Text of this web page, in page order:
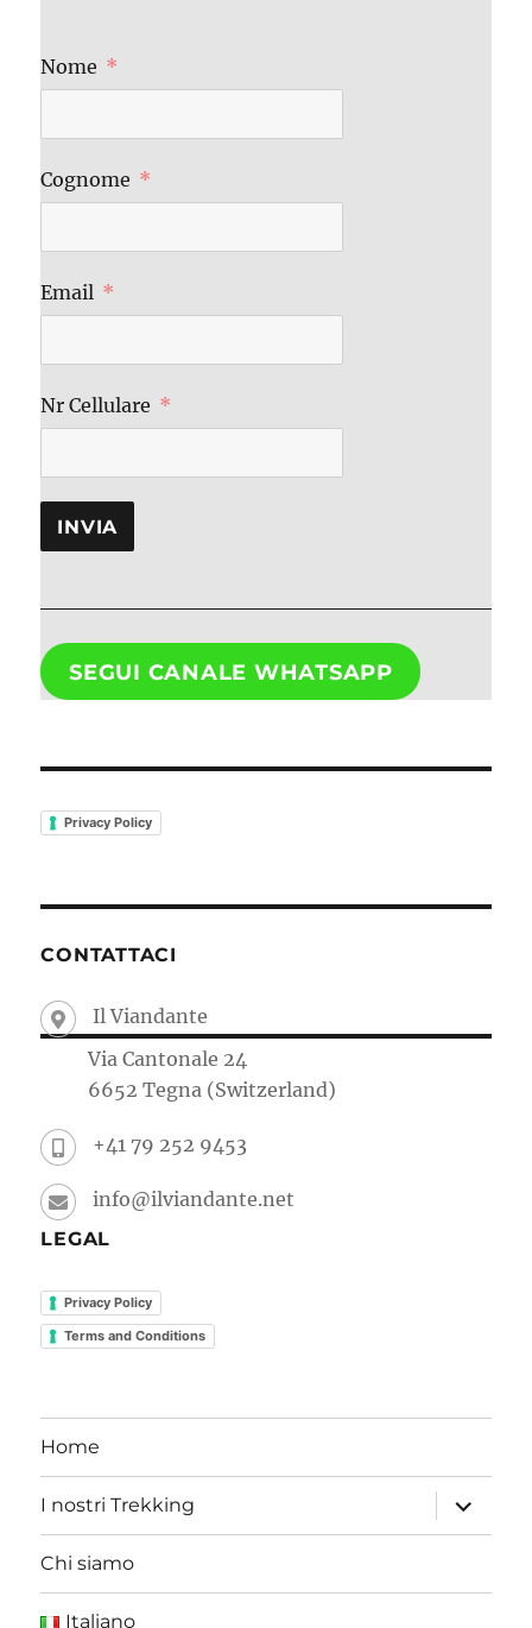
Nome
Cognome
Email
Nr Cellulare
INVIA
SEGUI CANALE WHATSAPP
Privacy Policy
CONTATTACI
Il Viandante
Via Cantonale 24
6652 Tegna (Switzerland)
+41 79 252 9453
info@ilviandante.net
LEGAL
Privacy Policy
Terms and Conditions
Home
I nostri Trekking
Chi siamo
Italiano